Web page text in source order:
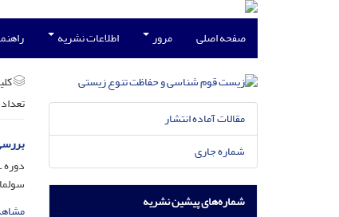
صفحه اصلی مرور اطلاعات نشریه
دوره 1، شماره 2، تیر 1403، صفحه
مقالات آماده انتشار
شماره جاری
شماره‌های پیشین نشریه